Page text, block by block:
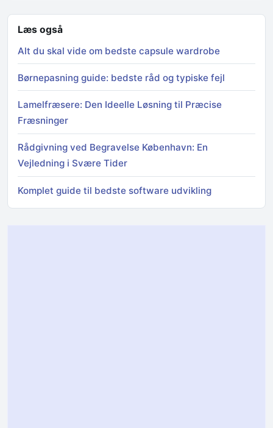
Læs også
Alt du skal vide om bedste capsule wardrobe
Børnepasning guide: bedste råd og typiske fejl
Lamelfræsere: Den Ideelle Løsning til Præcise
Fræsninger
Rådgivning ved Begravelse København: En
Vejledning i Svære Tider
Komplet guide til bedste software udvikling